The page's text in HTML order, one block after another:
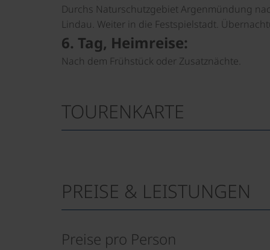
Durchs Naturschutzgebiet Argenmündung
Lindau. Weiter in die Festspielstadt.
6. Tag, Heimreise:
Nach dem Frühstück oder Zusatznächte.
TOURENKARTE
PREISE & LEISTUNGEN
Preise pro Person